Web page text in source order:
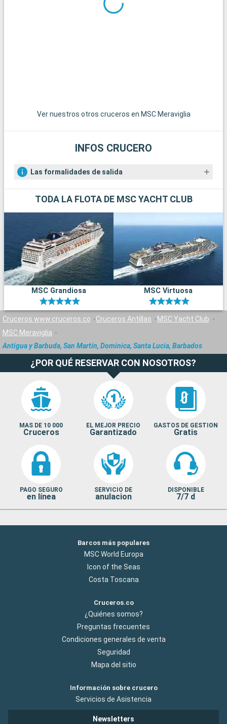
Cherry Tree Hill, donde podrá admirar la impresionante costa
Ver nuestros otros cruceros en MSC Meraviglia
INFOS CRUCERO
Las formalidades de salida
TODA LA FLOTA DE MSC YACHT CLUB
MSC Grandiosa MSC Virtuosa
Cruceros www.cruceros.co Cruceros Antillas
MSC Yacht Club
MSC Meraviglia
Antigua y Barbuda, San Martín, Dominica, Santa Lucia, Barbados
¿POR QUÉ RESERVAR CON NOSOTROS?
MAS DE 10 000
Cruceros
EL MEJOR PRECIO
Garantizado
GASTOS DE GESTION
Gratis
PAGO SEGURO
en línea
SERVICIO DE
anulacion
DISPONIBLE
7/7 d
Barcos más populares
MSC World Europa
Icon of the Seas
Costa Toscana
Cruceros.co
¿Quiénes somos?
Preguntas frecuentes
Condiciones generales de venta
Seguridad
Mapa del sitio
Información sobre crucero
Servicios de Asistencia
Newsletters